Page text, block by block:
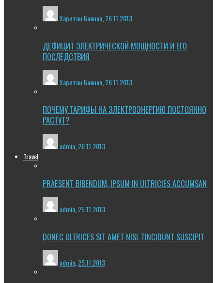
Харитон Баянов 26.11.2013
ДЕФИЦИТ ЭЛЕКТРИЧЕСКОЙ МОЩНОСТИ И ЕГО
ПОСЛЕДСТВИЯ
Харитон Баянов 26.11.2013
ПОЧЕМУ ТАРИФЫ НА ЭЛЕКТРОЭНЕРГИЮ ПОСТОЯННО
РАСТУТ?
admin 26.11.2013
Travel
PRAESENT BIBENDUM, IPSUM IN ULTRICIES ACCUMSAN
admin,25.11.2013
DONEC ULTRICES SIT AMET NISL TINCIDUNT SUSCIPIT
admin 25.11.2013